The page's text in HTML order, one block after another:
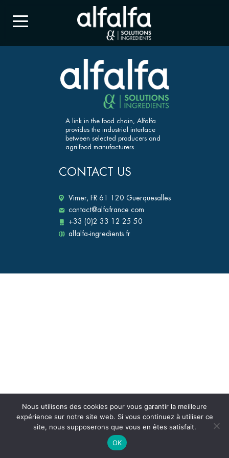
A link in the food chain, Alfalfa
provides the industrial interface
between selected producers and
agri-food manufacturers.
CONTACT US
Vimer, FR 61 120 Guerquesalles
contact@alfafrance.com
+33 (0)2 33 12 25 50
alfalfa-ingredients.fr
Nous utilisons des cookies pour vous garantir la meilleure
expérience sur notre site web. Si vous continuez à utiliser ce
site, nous supposerons que vous en êtes satisfait.
OK